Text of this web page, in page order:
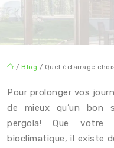
/ Blog / Quel éclairage
Pour prolonger vos
de mieux qu’un bon
pergola! Que
bioclimatique, il existe